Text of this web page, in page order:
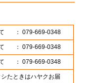
： 079-669-0348
： 079-669-0348
： 079-669-0348
たときはハヤクお届